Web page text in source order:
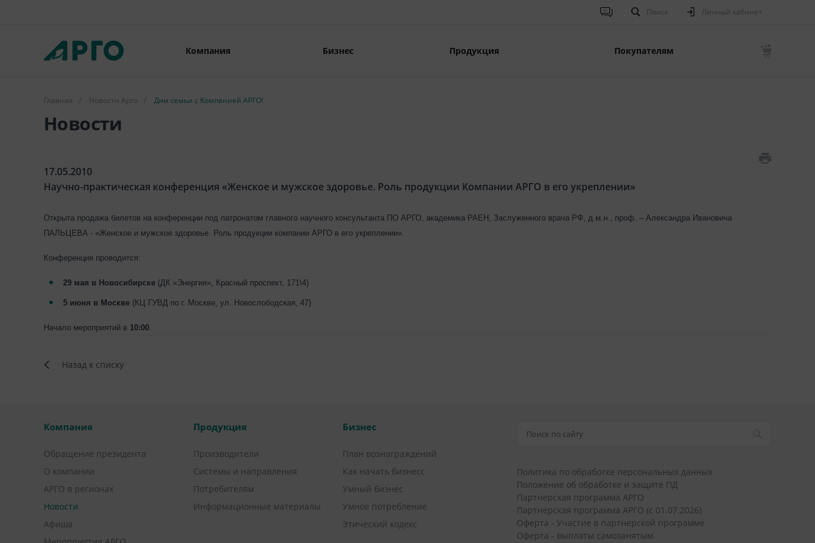
Поиск Личный кабинет
Компания Бизнес Продукция Покупателям
Главная / Новости Арго / Дни семьи с Компанией АРГО!
Новости
17.05.2010
Научно-практическая конференция «Женское и мужское здоровье. Роль продукции Компании АРГО в его укреплении»
Открыта продажа билетов на конференции под патронатом главного научного консультанта ПО АРГО, академика РАЕН, Заслуженного врача РФ, д.м.н., проф. – Александра Ивановича
ПАЛЬЦЕВА - «Женское и мужское здоровье. Роль продукции компании АРГО в его укреплении».
Конференция проводится:
29 мая в Новосибирске (ДК «Энергия», Красный проспект, 171\4)
5 июня в Москве (КЦ ГУВД по г. Москве, ул. Новослободская, 47)
Начало мероприятий в 10:00.
Назад к списку
Компания
Обращение президента
О компании
АРГО в регионах
Новости
Афиша
Продукция
Производители
Системы и направления
Потребителям
Информационные материалы
Бизнес
План вознаграждений
Как начать бизнесс
Умный бизнес
Умное потребление
Этический кодекс
Политика по обработке персональных данных
Положение об обработке и защите ПД
Партнерская программа АРГО
Партнерская программа АРГО (с 01.07.2026)
Оферта - Участие в партнерской программе
Оферта - выплаты самозанятым